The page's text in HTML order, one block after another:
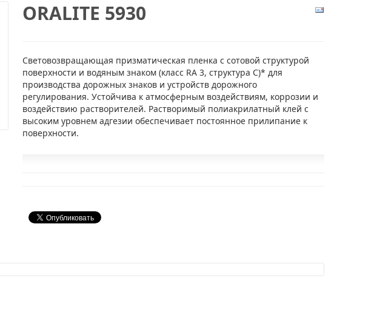
ORALITE 5930
Световозвращающая призматическая пленка с сотовой структурой
поверхности и водяным знаком (класс RA 3, структура C)* для
производства дорожных знаков и устройств дорожного
регулирования. Устойчива к атмосферным воздействиям, коррозии и
воздействию растворителей. Растворимый полиакрилатный клей с
высоким уровнем адгезии обеспечивает постоянное прилипание к
поверхности.